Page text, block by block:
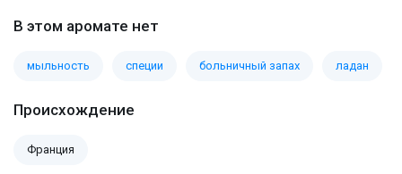
В этом аромате нет
мыльность специи больничный запах ладан
Происхождение
Франция